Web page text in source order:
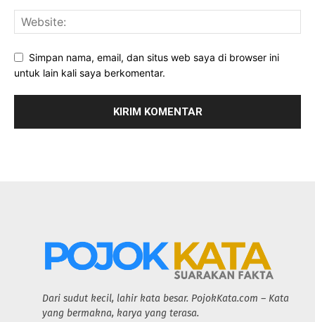
Simpan nama, email, dan situs web saya di browser ini
untuk lain kali saya berkomentar.
Dari sudut kecil, lahir kata besar. PojokKata.com – Kata
yang bermakna, karya yang terasa.